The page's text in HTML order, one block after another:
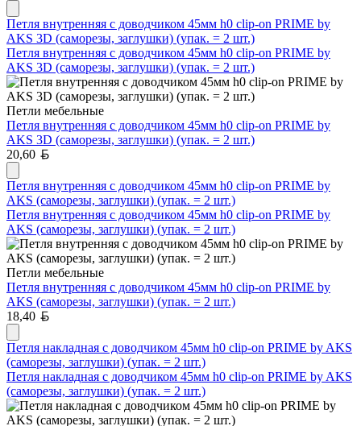
Петля внутренняя с доводчиком 45мм h0 clip-on PRIME by
AKS 3D (саморезы, заглушки) (упак. = 2 шт.)
Петля внутренняя с доводчиком 45мм h0 clip-on PRIME by
AKS 3D (саморезы, заглушки) (упак. = 2 шт.)
Петли мебельные
Петля внутренняя с доводчиком 45мм h0 clip-on PRIME by
AKS 3D (саморезы, заглушки) (упак. = 2 шт.)
20,60
Петля внутренняя с доводчиком 45мм h0 clip-on PRIME by
AKS (саморезы, заглушки) (упак. = 2 шт.)
Петля внутренняя с доводчиком 45мм h0 clip-on PRIME by
AKS (саморезы, заглушки) (упак. = 2 шт.)
Петли мебельные
Петля внутренняя с доводчиком 45мм h0 clip-on PRIME by
AKS (саморезы, заглушки) (упак. = 2 шт.)
18,40
Петля накладная с доводчиком 45мм h0 clip-on PRIME by AKS
(саморезы, заглушки) (упак. = 2 шт.)
Петля накладная с доводчиком 45мм h0 clip-on PRIME by AKS
(саморезы, заглушки) (упак. = 2 шт.)